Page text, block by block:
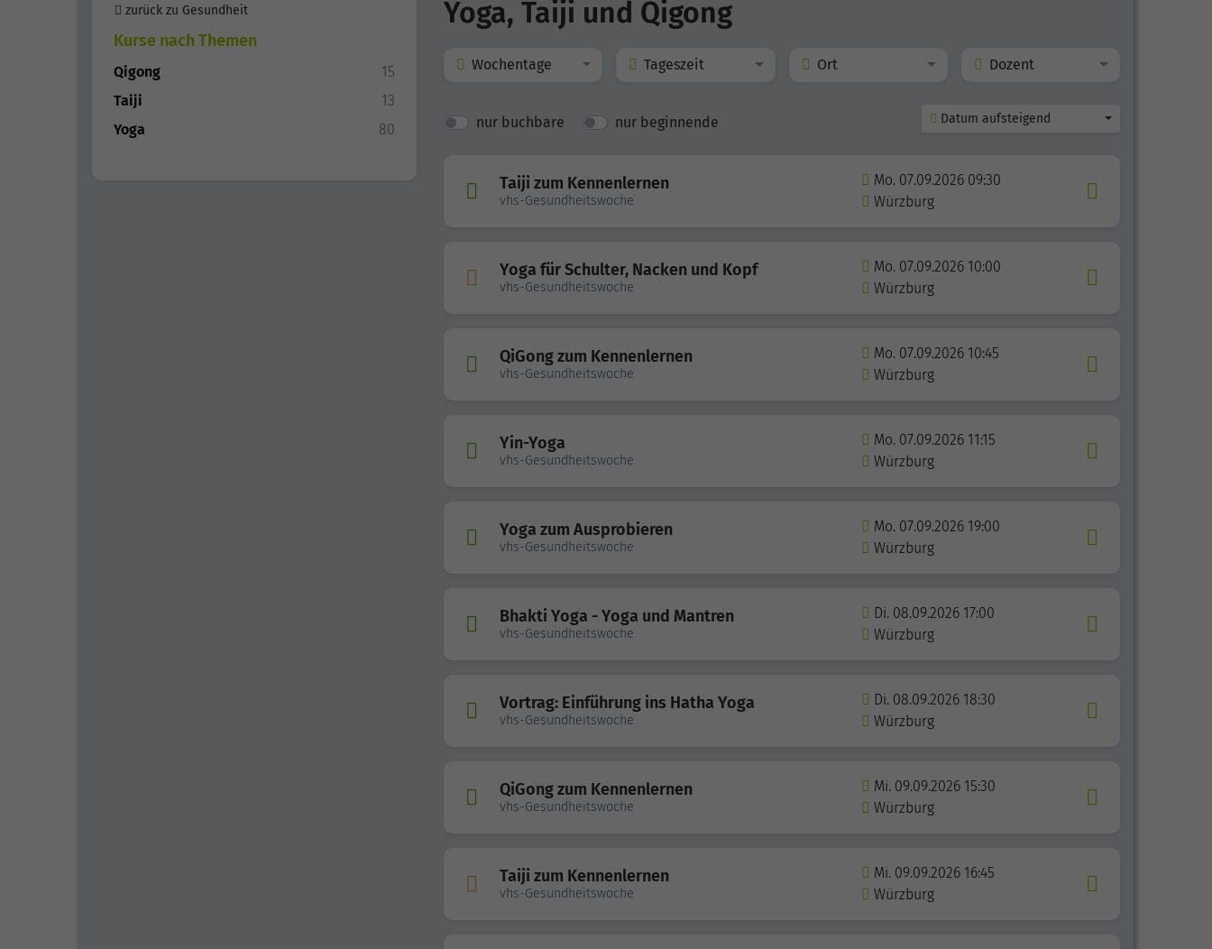
zurück zu Gesundheit
Kurse nach Themen
Qigong
15
Taiji
13
Yoga
80
Yoga, Taiji und Qigong
Wochentage Tageszeit Ort Dozent
nur buchbare nur beginnende Datum aufsteigend
Taiji zum Kennenlernen
vhs-Gesundheitswoche
Mo. 07.09.2026 09:30
Würzburg
Yoga für Schulter, Nacken und Kopf
vhs-Gesundheitswoche
Mo. 07.09.2026 10:00
Würzburg
QiGong zum Kennenlernen
vhs-Gesundheitswoche
Mo. 07.09.2026 10:45
Würzburg
Yin-Yoga
vhs-Gesundheitswoche
Mo. 07.09.2026 11:15
Würzburg
Yoga zum Ausprobieren
vhs-Gesundheitswoche
Mo. 07.09.2026 19:00
Würzburg
Bhakti Yoga - Yoga und Mantren
vhs-Gesundheitswoche
Di. 08.09.2026 17:00
Würzburg
Vortrag: Einführung ins Hatha Yoga
vhs-Gesundheitswoche
Di. 08.09.2026 18:30
Würzburg
QiGong zum Kennenlernen
vhs-Gesundheitswoche
Mi. 09.09.2026 15:30
Würzburg
Taiji zum Kennenlernen
vhs-Gesundheitswoche
Mi. 09.09.2026 16:45
Würzburg